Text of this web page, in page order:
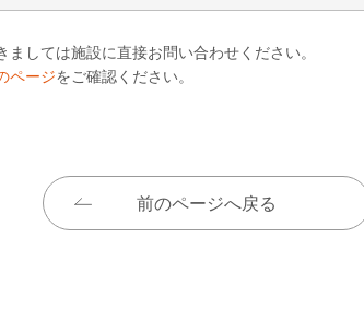
しては施設に直接お問い合わせください。
ページをご確認ください。
前のページへ戻る